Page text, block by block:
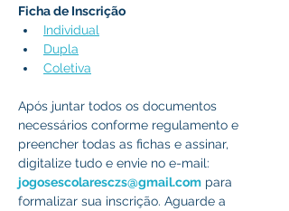
Ficha de Inscrição
Individual
Dupla
Coletiva
Após juntar todos os documentos
necessários conforme regulamento e
preencher todas as fichas e assinar,
digitalize tudo e envie no e-mail:
jogosescolaresczs@gmail.com para
formalizar sua inscrição. Aguarde a